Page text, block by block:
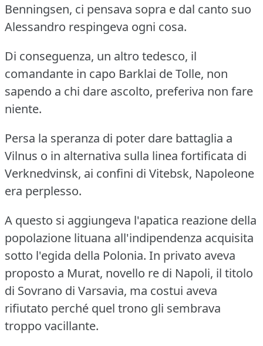
Benningsen, ci pensava sopra e dal canto suo
Alessandro respingeva ogni cosa.
Di conseguenza, un altro tedesco, il
comandante in capo Barklai de Tolle, non
sapendo a chi dare ascolto, preferiva non fare
niente.
Persa la speranza di poter dare battaglia a
Vilnus o in alternativa sulla linea fortificata di
Verknedvinsk, ai confini di Vitebsk, Napoleone
era perplesso.
A questo si aggiungeva l'apatica reazione della
popolazione lituana all'indipendenza acquisita
sotto l'egida della Polonia. In privato aveva
proposto a Murat, novello re di Napoli, il titolo
di Sovrano di Varsavia, ma costui aveva
rifiutato perché quel trono gli sembrava
troppo vacillante.